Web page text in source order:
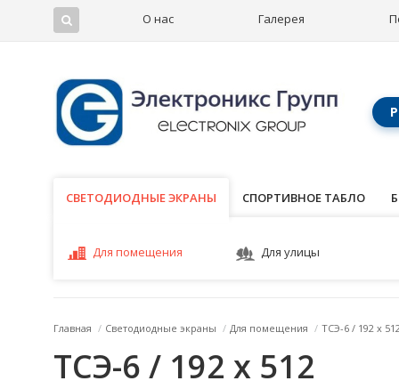
О нас Галерея
СВЕТОДИОДНЫЕ ЭКРАНЫ
СВЕТОДИОДНЫЕ ЭКРАНЫ СПОРТИВНОЕ ТАБЛО
Для помещения Для улицы
Главная / Светодиодные экраны / Для помещения / ТСЭ-6 / 192 x
ТСЭ-6 / 192 x 512